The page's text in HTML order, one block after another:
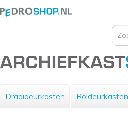
Draaideurkasten Roldeurkasten